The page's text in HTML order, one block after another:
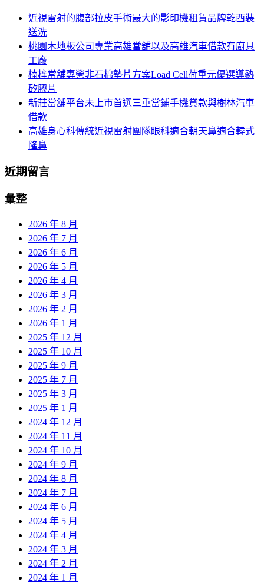
近視雷射的腹部拉皮手術最大的影印機租賃品牌乾西裝
送洗
桃園木地板公司專業高雄當舖以及高雄汽車借款有廚具
工廠
楠梓當舖專營非石棉墊片方案Load Cell荷重元優選導熱
矽膠片
新莊當舖平台未上市首選三重當鋪手機貸款與樹林汽車
借款
高雄身心科傳統近視雷射團隊眼科適合朝天鼻適合韓式
隆鼻
近期留言
彙整
2026 年 8 月
2026 年 7 月
2026 年 6 月
2026 年 5 月
2026 年 4 月
2026 年 3 月
2026 年 2 月
2026 年 1 月
2025 年 12 月
2025 年 10 月
2025 年 9 月
2025 年 7 月
2025 年 3 月
2025 年 1 月
2024 年 12 月
2024 年 11 月
2024 年 10 月
2024 年 9 月
2024 年 8 月
2024 年 7 月
2024 年 6 月
2024 年 5 月
2024 年 4 月
2024 年 3 月
2024 年 2 月
2024 年 1 月